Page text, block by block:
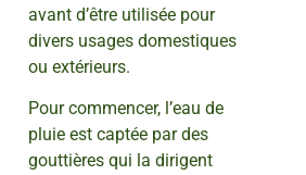
avant d’être utilisée pour
divers usages domestiques
ou extérieurs.
Pour commencer, l’eau de
pluie est captée par des
gouttières qui la dirigent